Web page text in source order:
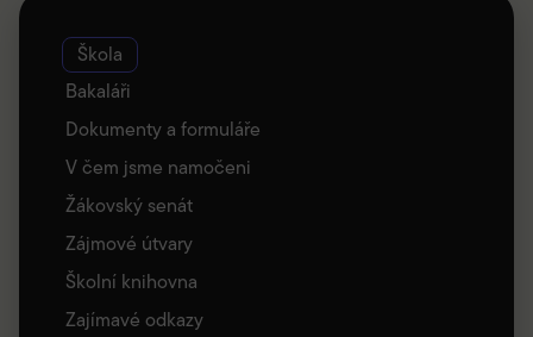
Škola
Bakaláři
Dokumenty a formuláře
V čem jsme namočeni
Žákovský senát
Zájmové útvary
Školní knihovna
Zajímavé odkazy